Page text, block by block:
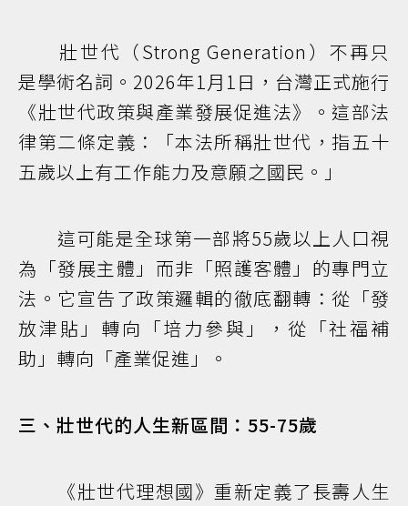
壯世代（Strong Generation）不再只
是學術名詞。2026年1月1日，台灣正式施行
《壯世代政策與產業發展促進法》。這部法
律第二條定義：「本法所稱壯世代，指五十
五歲以上有工作能力及意願之國民。」
這可能是全球第一部將55歲以上人口視
為「發展主體」而非「照護客體」的專門立
法。它宣告了政策邏輯的徹底翻轉：從「發
放津貼」轉向「培力參與」，從「社福補
助」轉向「產業促進」。
三、壯世代的人生新區間：55-75歲
《壯世代理想國》重新定義了長壽人生